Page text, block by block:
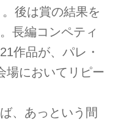
後は賞の結果を
長編コンペティ
作品が、パレ・
場においてリピー
、あっという間